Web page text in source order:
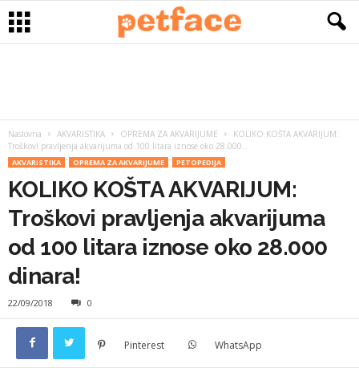
Naslovna AKVARISTIKA OPREMA ZA AKVARIJUME
KOLIKO KOŠTA AKVARIJUM:
Troškovi pravljenja akvarijuma od 100 litara iznose oko 28.000...
AKVARISTIKA OPREMA ZA AKVARIJUME PETOPEDIJA
KOLIKO KOŠTA AKVARIJUM:
Troškovi pravljenja akvarijuma
od 100 litara iznose oko 28.000
dinara!
22/09/2018 0
Pinterest WhatsApp